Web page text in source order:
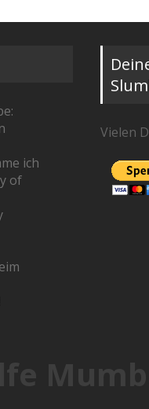
ich
of
Vielen